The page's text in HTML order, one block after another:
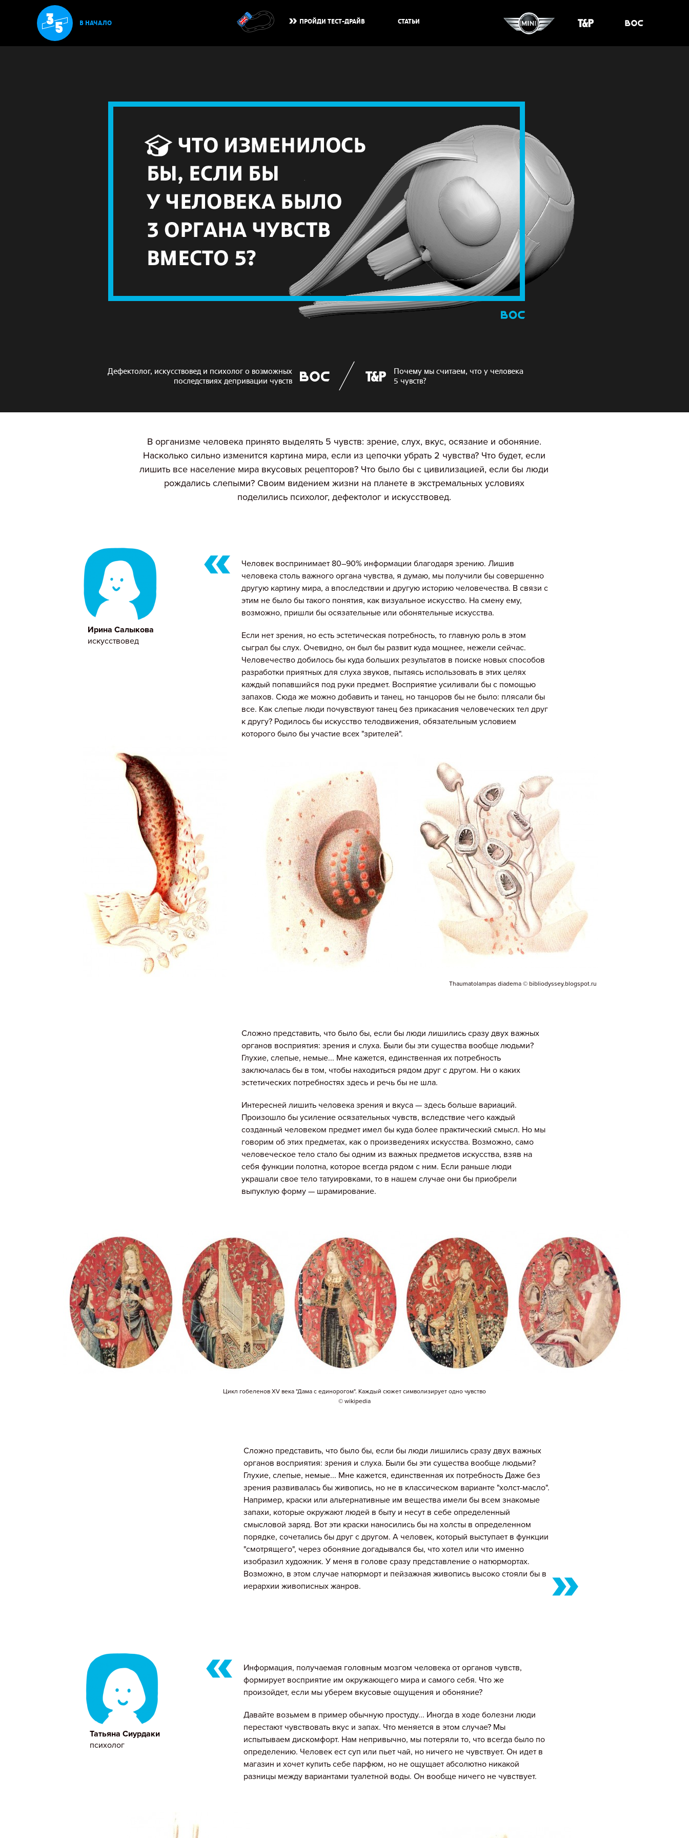
В НАЧАЛО ПРОЙДИ ТЕСТ-ДРАЙВ СТАТЬИ
Дефектолог, искусствовед и психолог о возможных
последствиях депривации чувств
Почему мы считаем, что у человека
5 чувств?
В организме человека принято выделять 5 чувств: зрение, слух, вкус, осязание и обоняние.
Насколько сильно изменится картина мира, если из цепочки убрать 2 чувства? Что будет, если
лишить все население мира вкусовых рецепторов? Что было бы с цивилизацией, если бы люди
рождались слепыми? Своим видением жизни на планете в экстремальных условиях
поделились психолог, дефектолог и искусствовед.
Человек воспринимает 80–90% информации благодаря зрению. Лишив
человека столь важного органа чувства, я думаю, мы получили бы совершенно
другую картину мира, а впоследствии и другую историю человечества. В связи с
этим не было бы такого понятия, как визуальное искусство. На смену ему,
возможно, пришли бы осязательные или обонятельные искусства.
Если нет зрения, но есть эстетическая потребность, то главную роль в этом
сыграл бы слух. Очевидно, он был бы развит куда мощнее, нежели сейчас.
Человечество добилось бы куда больших результатов в поиске новых способов
разработки приятных для слуха звуков, пытаясь использовать в этих целях
каждый попавшийся под руки предмет. Восприятие усиливали бы с помощью
запахов. Сюда же можно добавить и танец, но танцоров бы не было: плясали бы
все. Как слепые люди почувствуют танец без прикасания человеческих тел друг
к другу? Родилось бы искусство телодвижения, обязательным условием
которого было бы участие всех "зрителей".
Ирина Салыкова
искусствовед
Thaumatolampas diadema © bibliodyssey.blogspot.ru
Сложно представить, что было бы, если бы люди лишились сразу двух важных
органов восприятия: зрения и слуха. Были бы эти существа вообще людьми?
Глухие, слепые, немые... Мне кажется, единственная их потребность
заключалась бы в том, чтобы находиться рядом друг с другом. Ни о каких
эстетических потребностях здесь и речь бы не шла.
Интересней лишить человека зрения и вкуса — здесь больше вариаций.
Произошло бы усиление осязательных чувств, вследствие чего каждый
созданный человеком предмет имел бы куда более практический смысл. Но мы
говорим об этих предметах, как о произведениях искусства. Возможно, само
человеческое тело стало бы одним из важных предметов искусства, взяв на
себя функции полотна, которое всегда рядом с ним. Если раньше люди
украшали свое тело татуировками, то в нашем случае они бы приобрели
выпуклую форму — шрамирование.
Цикл гобеленов XV века "Дама с единорогом". Каждый сюжет символизирует одно чувство
© wikipedia
Сложно представить, что было бы, если бы люди лишились сразу двух важных
органов восприятия: зрения и слуха. Были бы эти существа вообще людьми?
Глухие, слепые, немые... Мне кажется, единственная их потребность Даже без
зрения развивалась бы живопись, но не в классическом варианте "холст-масло".
Например, краски или альтернативные им вещества имели бы всем знакомые
запахи, которые окружают людей в быту и несут в себе определенный
смысловой заряд. Вот эти краски наносились бы на холсты в определенном
порядке, сочетались бы друг с другом. А человек, который выступает в функции
"смотрящего", через обоняние догадывался бы, что хотел или что именно
изобразил художник. У меня в голове сразу представление о натюрмортах.
Возможно, в этом случае натюрморт и пейзажная живопись высоко стояли бы в
иерархии живописных жанров.
Информация, получаемая головным мозгом человека от органов чувств,
формирует восприятие им окружающего мира и самого себя. Что же
произойдет, если мы уберем вкусовые ощущения и обоняние?
Давайте возьмем в пример обычную простуду... Иногда в ходе болезни люди
перестают чувствовать вкус и запах. Что меняется в этом случае? Мы
испытываем дискомфорт. Нам непривычно, мы потеряли то, что всегда было по
определению. Человек ест суп или пьет чай, но ничего не чувствует. Он идет в
магазин и хочет купить себе парфюм, но не ощущает абсолютно никакой
разницы между вариантами туалетной воды. Он вообще ничего не чувствует.
Татьяна Сиурдаки
психолог